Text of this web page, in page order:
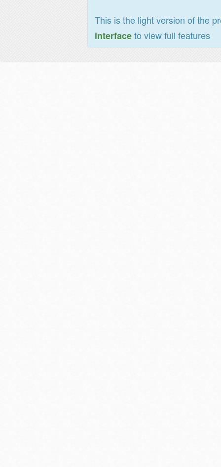
This is the light version of the
interfaceto view full features